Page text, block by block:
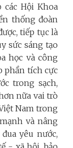
Hội Khoa
thống đoàn
tiếp tục là
sức sáng tạo
học và công
phần tích cực
trong sạch,
nữa vai trò
Nam trong
và nâng
yêu nước,